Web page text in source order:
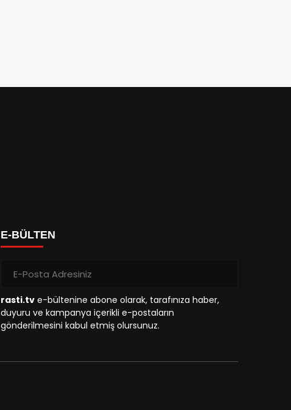
E-BÜLTEN
rasti.tv e-bültenine abone olarak, tarafınıza haber,
duyuru ve kampanya içerikli e-postaların
gönderilmesini kabul etmiş olursunuz.